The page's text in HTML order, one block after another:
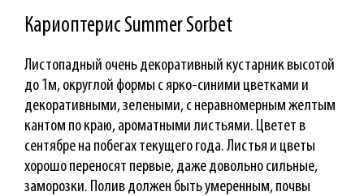
Кариоптерис Summer Sorbet
Листопадный очень декоративный кустарник высотой
до 1м, округлой формы с ярко-синими цветками и
декоративными, зелеными, с неравномерным желтым
кантом по краю, ароматными листьями. Цветет в
сентябре на побегах текущего года. Листья и цветы
хорошо переносят первые, даже довольно сильные,
заморозки. Полив должен быть умеренным, почвы